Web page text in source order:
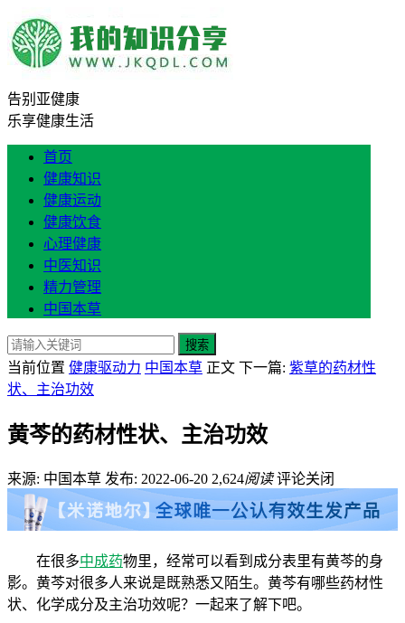
告别亚健康
乐享健康生活
首页
健康知识
健康运动
健康饮食
心理健康
中医知识
精力管理
中国本草
搜索
当前位置 健康驱动力 中国本草 正文 下一篇: 紫草的药材性
状、主治功效
黄芩的药材性状、主治功效
来源: 中国本草 发布: 2022-06-20 2,624阅读 评论关闭
在很多中成药物里，经常可以看到成分表里有黄芩的身
影。黄芩对很多人来说是既熟悉又陌生。黄芩有哪些药材性
状、化学成分及主治功效呢？一起来了解下吧。